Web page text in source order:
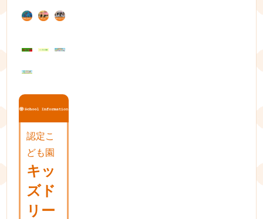
ビ
ン
認定こ
ども園
キッ
ズド
リー